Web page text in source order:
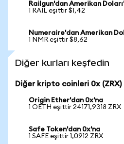
Railgun'dan Amerikan
1 RAIL eşittir $1,42
Numeraire'dan Amerikan
1 NMR eşittir $8,62
Diğer kurları keşfedin
Diğer kripto coinleri 0x
Origin Ether'dan 0x'na
1 OETH eşittir 24171,9318 ZRX
Safe Token'dan 0x'na
1 SAFE eşittir 1,0912 ZRX